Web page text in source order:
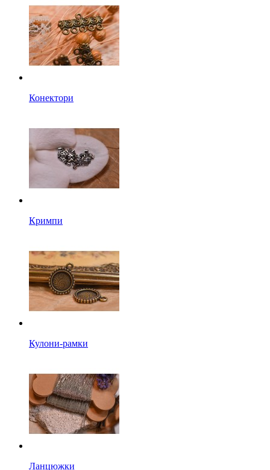
Конектори
Кримпи
Кулони-рамки
Ланцюжки